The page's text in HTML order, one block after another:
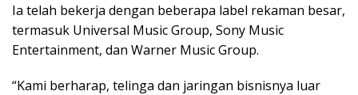
Ia telah bekerja dengan beberapa label rekaman besar,
termasuk Universal Music Group, Sony Music
Entertainment, dan Warner Music Group.
“Kami berharap, telinga dan jaringan bisnisnya luar